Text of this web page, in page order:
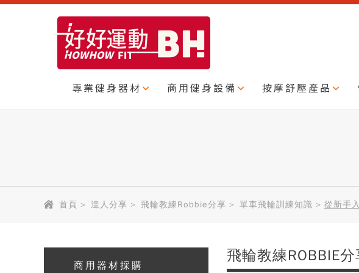
專業健身器材 商用健身設備 按摩舒壓產品
首頁 > 達人分享 > 飛輪教練Robbie分享 > 單車飛輪訓練知識 > 從新手
商用器材採購
飛輪教練ROBBIE分